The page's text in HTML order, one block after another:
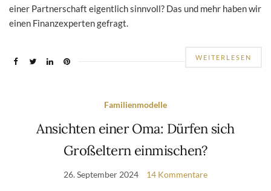
einer Partnerschaft eigentlich sinnvoll? Das und mehr haben wir
einen Finanzexperten gefragt.
WEITERLESEN
Familienmodelle
Ansichten einer Oma: Dürfen sich
Großeltern einmischen?
26. September 2024 14 Kommentare